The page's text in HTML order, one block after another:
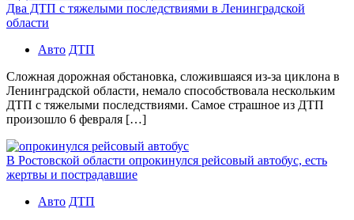
Два ДТП с тяжелыми последствиями в Ленинградской
области
Авто ДТП
Сложная дорожная обстановка, сложившаяся из-за циклона в
Ленинградской области, немало способствовала нескольким
ДТП с тяжелыми последствиями. Самое страшное из ДТП
произошло 6 февраля […]
В Ростовской области опрокинулся рейсовый автобус, есть
жертвы и пострадавшие
Авто ДТП